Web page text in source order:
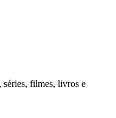
séries, filmes, livros e